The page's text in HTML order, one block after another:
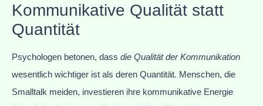
Kommunikative Qualität statt
Quantität
Psychologen betonen, dass die Qualität der Kommunikation
wesentlich wichtiger ist als deren Quantität. Menschen, die
Smalltalk meiden, investieren ihre kommunikative Energie